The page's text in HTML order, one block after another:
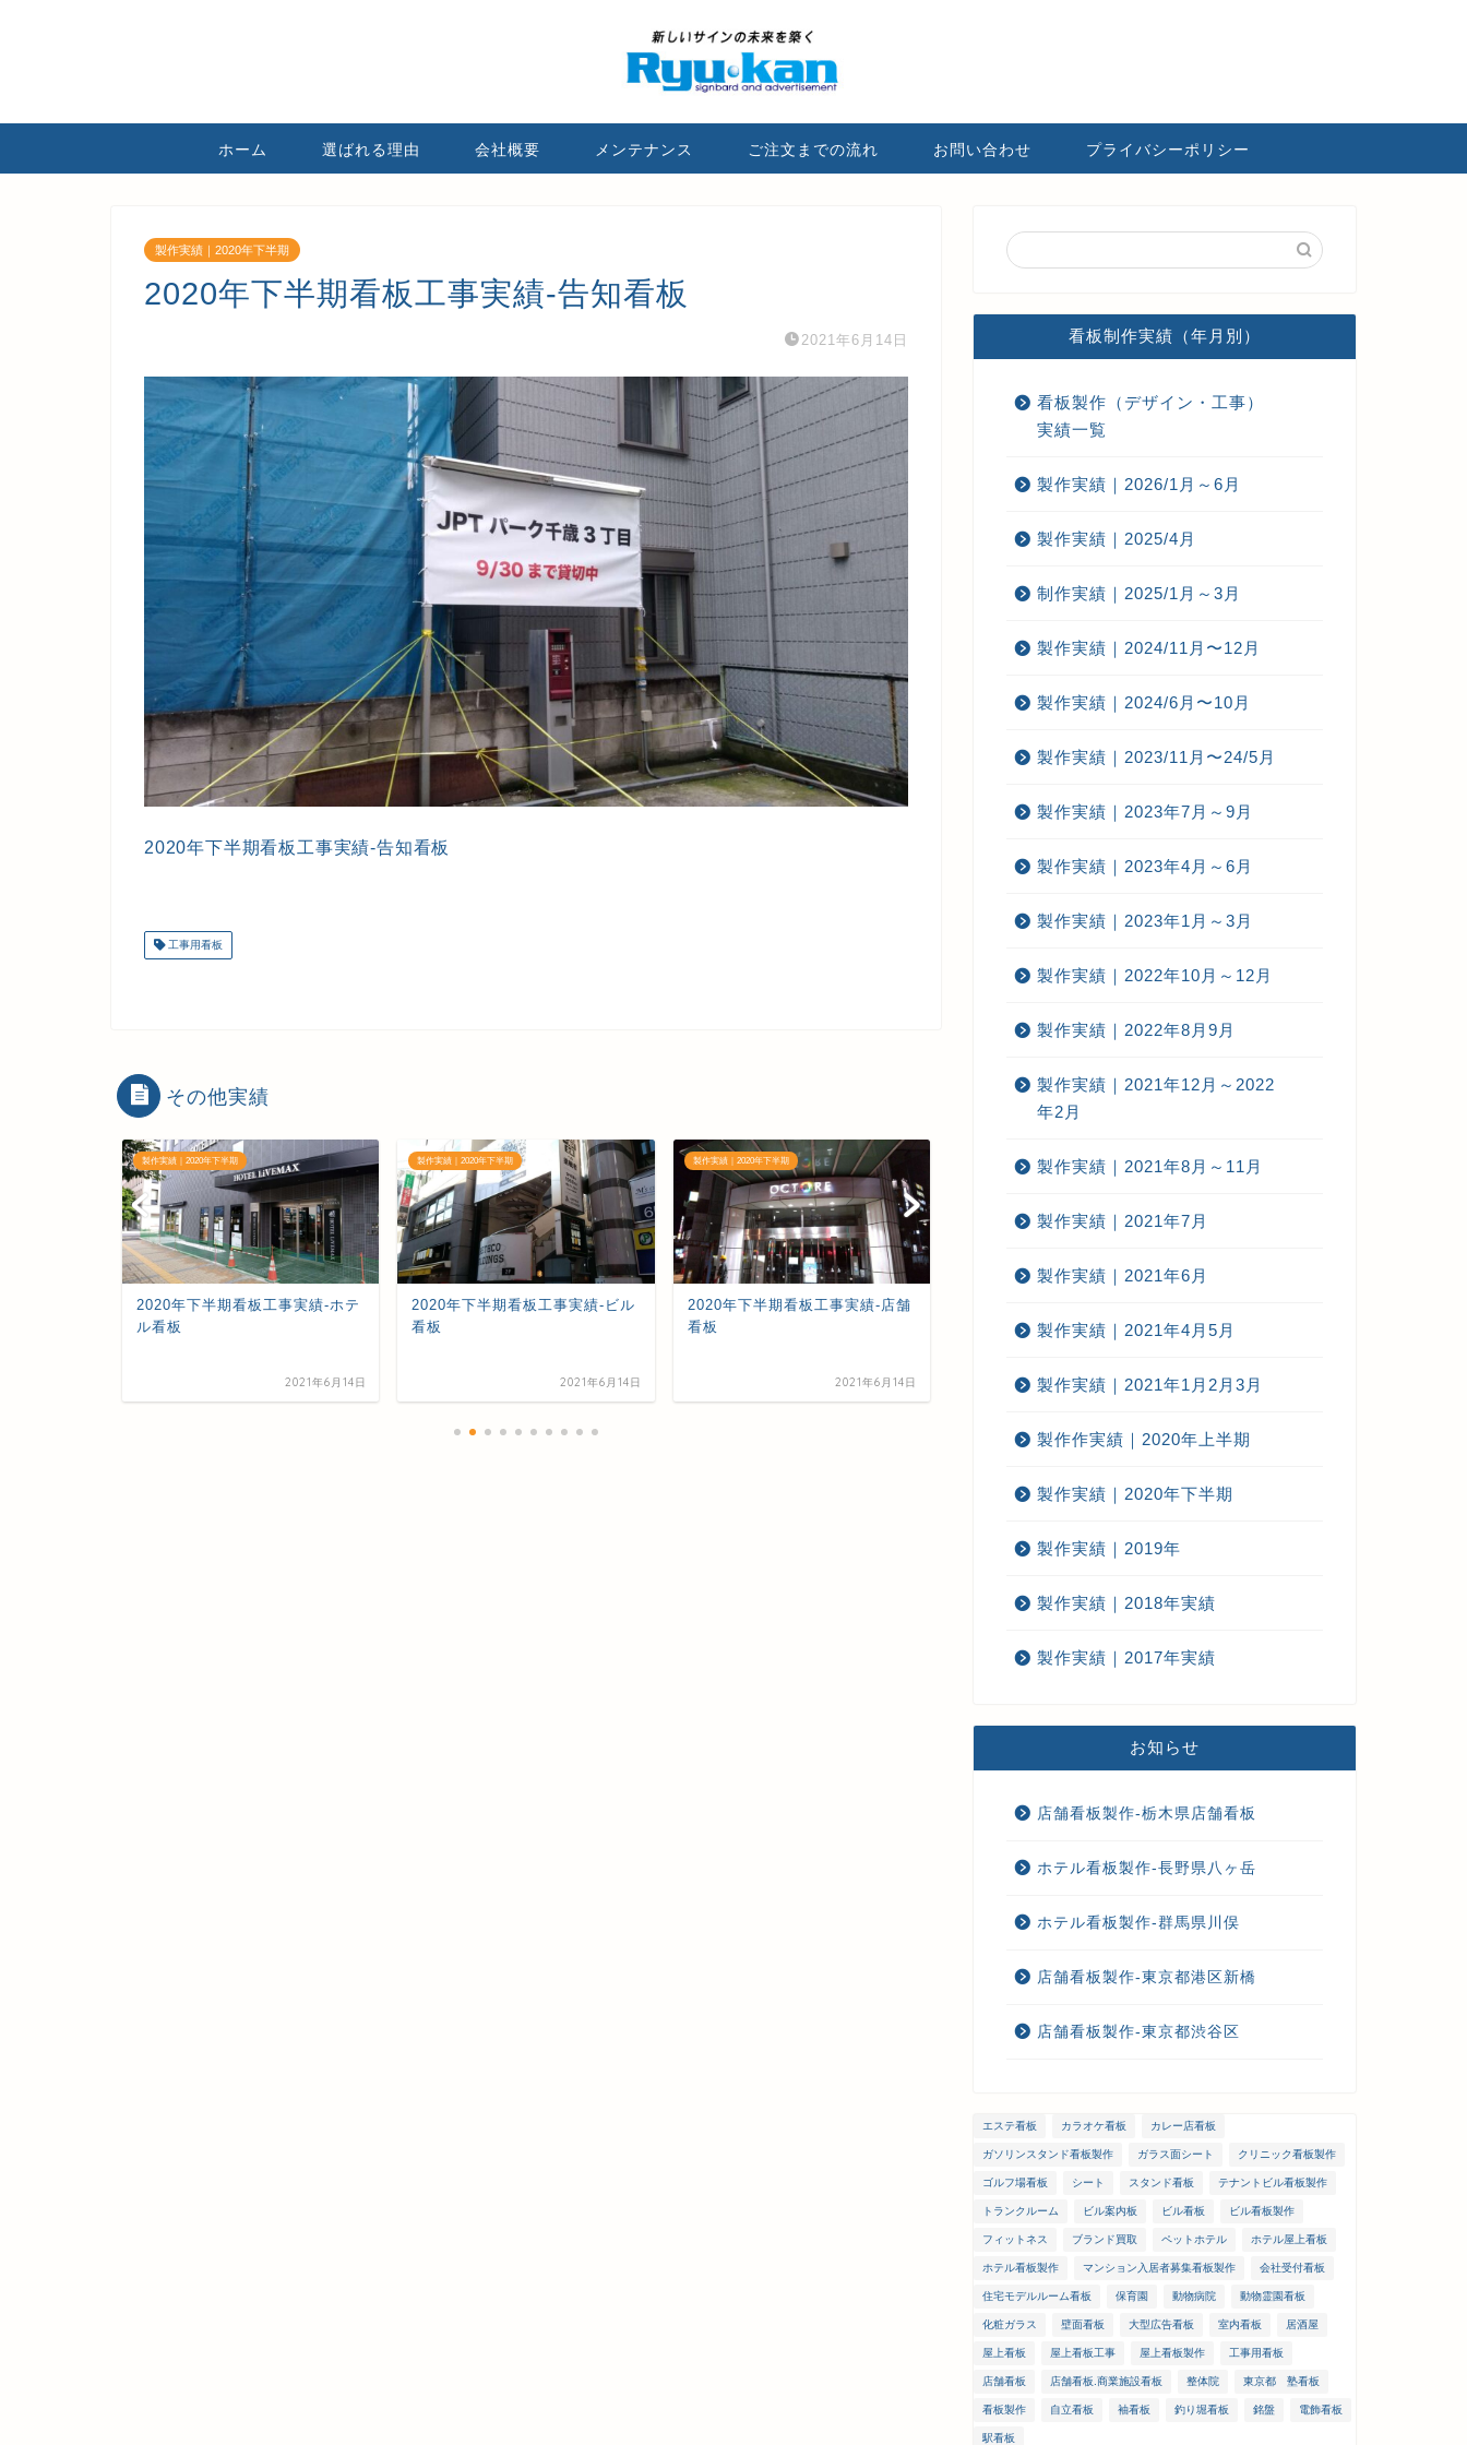
ホーム 選ばれる理由 会社概要 メンテナンス ご注文までの流れ お問い合わせ プライバシーポリシー
製作実績｜2020年下半期
2020年下半期看板工事実績-告知看板
2021年6月14日
2020年下半期看板工事実績-告知看板
工事用看板
その他実績
製作実績｜2020年下半期
2020年下半期看板工事実績-ホテ
ル看板
2021年6月14日
製作実績｜2020年下半期
2020年下半期看板工事実績-ビル
看板
2021年6月14日
製作実績｜2020年下半期
2020年下半期看板工事実績-店舗
看板
2021年6月14日
製作実績｜2020年下半期
2021年6月14日
製作実績｜2020年下半期
看板制作実績（年月別）
看板製作（デザイン・工事）
実績一覧
製作実績｜2026/1月～6月
製作実績｜2025/4月
制作実績｜2025/1月～3月
製作実績｜2024/11月〜12月
製作実績｜2024/6月〜10月
製作実績｜2023/11月〜24/5月
製作実績｜2023年7月～9月
製作実績｜2023年4月～6月
製作実績｜2023年1月～3月
製作実績｜2022年10月～12月
製作実績｜2022年8月9月
製作実績｜2021年12月～2022
年2月
製作実績｜2021年8月～11月
製作実績｜2021年7月
製作実績｜2021年6月
製作実績｜2021年4月5月
製作実績｜2021年1月2月3月
製作作実績｜2020年上半期
製作実績｜2020年下半期
製作実績｜2019年
製作実績｜2018年実績
製作実績｜2017年実績
お知らせ
店舗看板製作-栃木県店舗看板
ホテル看板製作-長野県八ヶ岳
ホテル看板製作-群馬県川俣
店舗看板製作-東京都港区新橋
店舗看板製作-東京都渋谷区
エステ看板 カラオケ看板 カレー店看板
ガソリンスタンド看板製作 ガラス面シート クリニック看板製作
ゴルフ場看板 シート スタンド看板 テナントビル看板製作
トランクルーム ビル案内板 ビル看板 ビル看板製作
フィットネス ブランド買取 ペットホテル ホテル屋上看板
ホテル看板製作 マンション入居者募集看板製作 会社受付看板
住宅モデルルーム看板 保育園 動物病院 動物霊園看板
化粧ガラス 壁面看板 大型広告看板 室内看板 居酒屋
屋上看板 屋上看板工事 屋上看板製作 工事用看板
店舗看板 店舗看板.商業施設看板 整体院 東京都 塾看板
看板製作 自立看板 袖看板 釣り堀看板 銘盤 電飾看板
駅看板